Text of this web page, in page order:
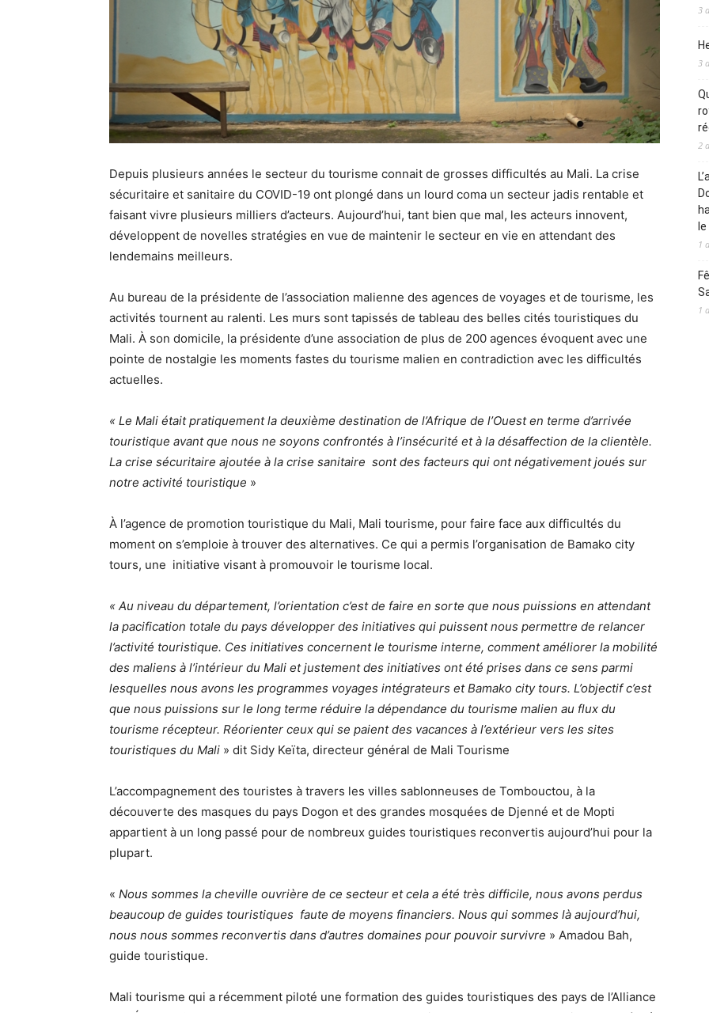
Depuis plusieurs années le secteur du tourisme connait de grosses difficultés au Mali. La crise
sécuritaire et sanitaire du COVID-19 ont plongé dans un lourd coma un secteur jadis rentable et
faisant vivre plusieurs milliers d’acteurs. Aujourd’hui, tant bien que mal, les acteurs innovent,
développent de novelles stratégies en vue de maintenir le secteur en vie en attendant des
lendemains meilleurs.
Au bureau de la présidente de l’association malienne des agences de voyages et de tourisme, les
activités tournent au ralenti. Les murs sont tapissés de tableau des belles cités touristiques du
Mali. À son domicile, la présidente d’une association de plus de 200 agences évoquent avec une
pointe de nostalgie les moments fastes du tourisme malien en contradiction avec les difficultés
actuelles.
« Le Mali était pratiquement la deuxième destination de l’Afrique de l’Ouest en terme d’arrivée
touristique avant que nous ne soyons confrontés à l’insécurité et à la désaffection de la clientèle.
La crise sécuritaire ajoutée à la crise sanitaire sont des facteurs qui ont négativement joués sur
notre activité touristique »
À l’agence de promotion touristique du Mali, Mali tourisme, pour faire face aux difficultés du
moment on s’emploie à trouver des alternatives. Ce qui a permis l’organisation de Bamako city
tours, une initiative visant à promouvoir le tourisme local.
« Au niveau du département, l’orientation c’est de faire en sorte que nous puissions en attendant
la pacification totale du pays développer des initiatives qui puissent nous permettre de relancer
l’activité touristique. Ces initiatives concernent le tourisme interne, comment améliorer la mobilité
des maliens à l’intérieur du Mali et justement des initiatives ont été prises dans ce sens parmi
lesquelles nous avons les programmes voyages intégrateurs et Bamako city tours. L’objectif c’est
que nous puissions sur le long terme réduire la dépendance du tourisme malien au flux du
tourisme récepteur. Réorienter ceux qui se paient des vacances à l’extérieur vers les sites
touristiques du Mali » dit Sidy Keïta, directeur général de Mali Tourisme
L’accompagnement des touristes à travers les villes sablonneuses de Tombouctou, à la
découverte des masques du pays Dogon et des grandes mosquées de Djenné et de Mopti
appartient à un long passé pour de nombreux guides touristiques reconvertis aujourd’hui pour la
plupart.
« Nous sommes la cheville ouvrière de ce secteur et cela a été très difficile, nous avons perdus
beaucoup de guides touristiques faute de moyens financiers. Nous qui sommes là aujourd’hui,
nous nous sommes reconvertis dans d’autres domaines pour pouvoir survivre » Amadou Bah,
guide touristique.
Mali tourisme qui a récemment piloté une formation des guides touristiques des pays de l’Alliance
3
3
2
1
1